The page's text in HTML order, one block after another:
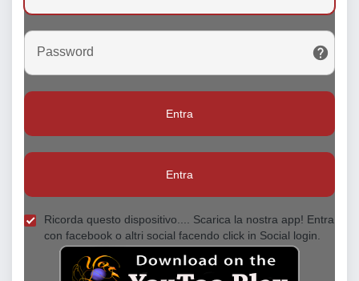
Password
Entra
Entra
Ricorda questo dispositivo.... Scarica la nostra app! Entra
con facebook o altri social facendo click in Social login.